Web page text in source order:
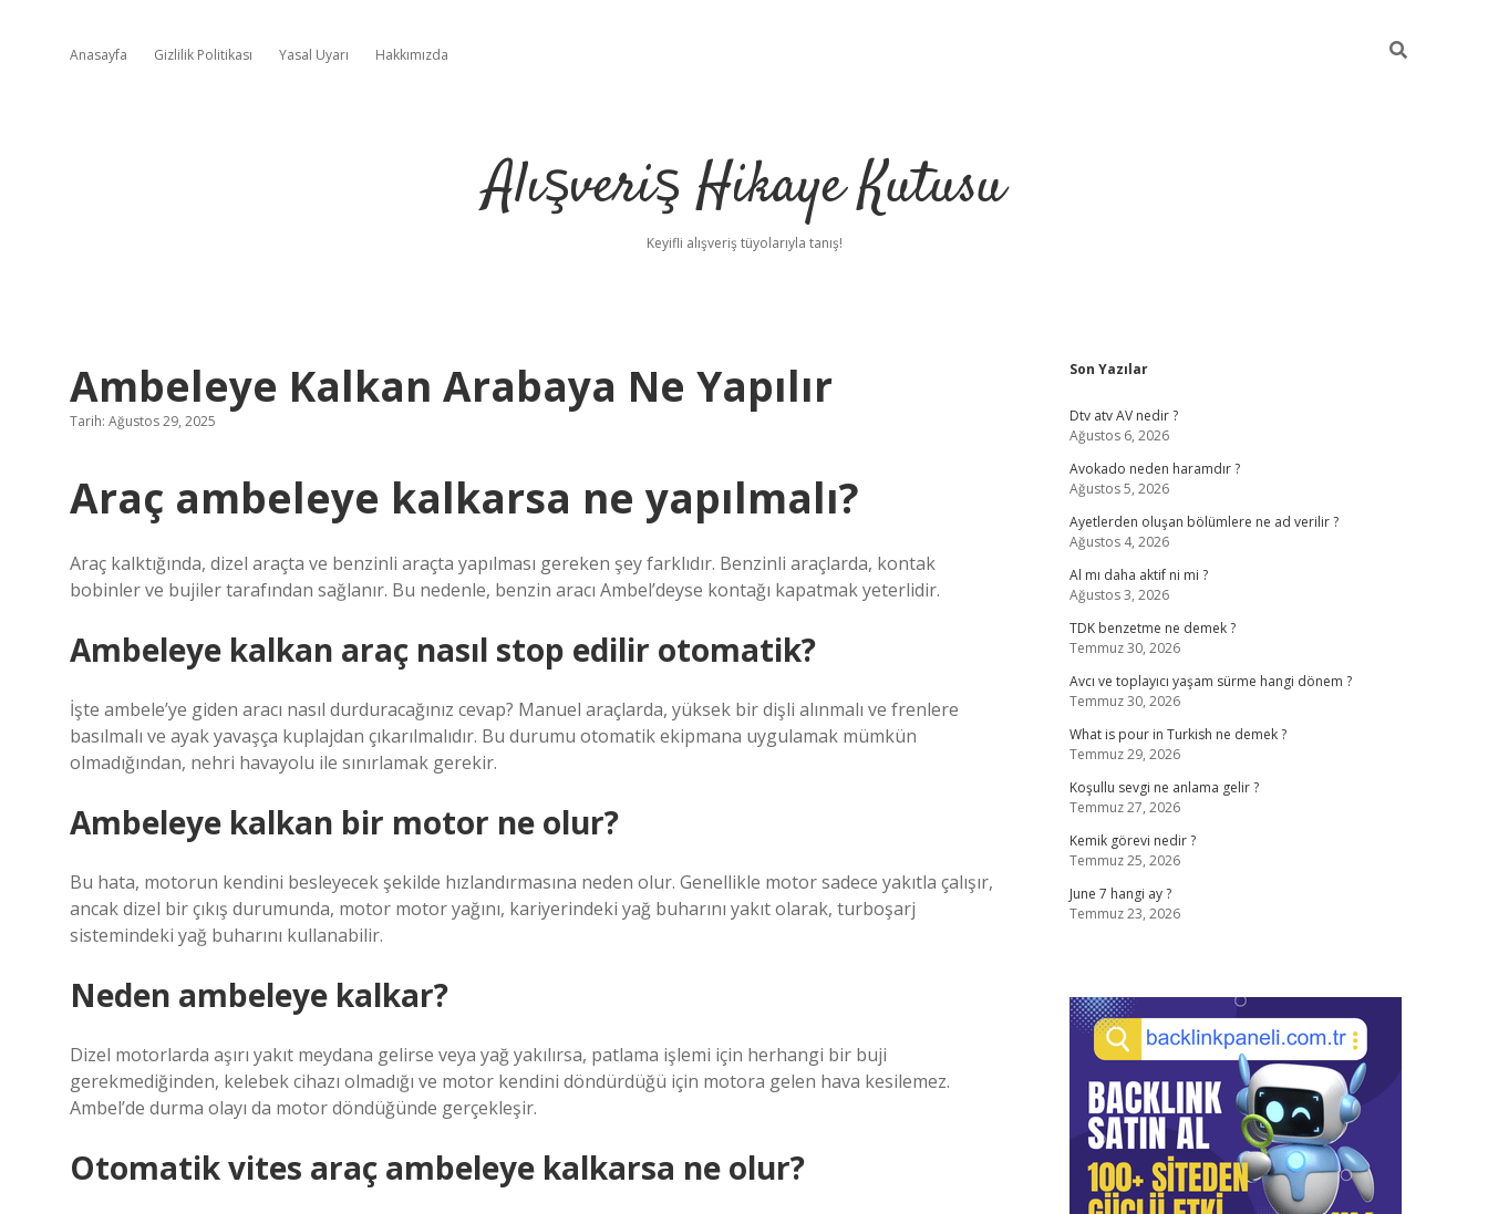
Anasayfa Gizlilik Politikası Yasal Uyarı Hakkımızda
Alışveriş Hikaye Kutusu
Keyifli alışveriş tüyolarıyla tanış!
Ambeleye Kalkan Arabaya Ne Yapılır
Tarih: Ağustos 29, 2025
Araç ambeleye kalkarsa ne yapılmalı?
Araç kalktığında, dizel araçta ve benzinli araçta yapılması gereken şey farklıdır. Benzinli araçlarda, kontak
bobinler ve bujiler tarafından sağlanır. Bu nedenle, benzin aracı Ambel’deyse kontağı kapatmak yeterlidir.
Ambeleye kalkan araç nasıl stop edilir otomatik?
İşte ambele’ye giden aracı nasıl durduracağınız cevap? Manuel araçlarda, yüksek bir dişli alınmalı ve frenlere
basılmalı ve ayak yavaşça kuplajdan çıkarılmalıdır. Bu durumu otomatik ekipmana uygulamak mümkün
olmadığından, nehri havayolu ile sınırlamak gerekir.
Ambeleye kalkan bir motor ne olur?
Bu hata, motorun kendini besleyecek şekilde hızlandırmasına neden olur. Genellikle motor sadece yakıtla çalışır,
ancak dizel bir çıkış durumunda, motor motor yağını, kariyerindeki yağ buharını yakıt olarak, turboşarj
sistemindeki yağ buharını kullanabilir.
Neden ambeleye kalkar?
Dizel motorlarda aşırı yakıt meydana gelirse veya yağ yakılırsa, patlama işlemi için herhangi bir buji
gerekmediğinden, kelebek cihazı olmadığı ve motor kendini döndürdüğü için motora gelen hava kesilemez.
Ambel’de durma olayı da motor döndüğünde gerçekleşir.
Otomatik vites araç ambeleye kalkarsa ne olur?
Sidebar
Son Yazılar
Dtv atv AV nedir ?
Ağustos 6, 2026
Avokado neden haramdır ?
Ağustos 5, 2026
Ayetlerden oluşan bölümlere ne ad verilir ?
Ağustos 4, 2026
Al mı daha aktif ni mi ?
Ağustos 3, 2026
TDK benzetme ne demek ?
Temmuz 30, 2026
Avcı ve toplayıcı yaşam sürme hangi dönem ?
Temmuz 30, 2026
What is pour in Turkish ne demek ?
Temmuz 29, 2026
Koşullu sevgi ne anlama gelir ?
Temmuz 27, 2026
Kemik görevi nedir ?
Temmuz 25, 2026
June 7 hangi ay ?
Temmuz 23, 2026